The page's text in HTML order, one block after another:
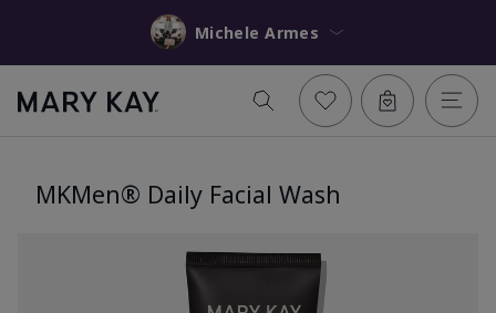
Michele Armes
MKMen® Daily Facial Wash